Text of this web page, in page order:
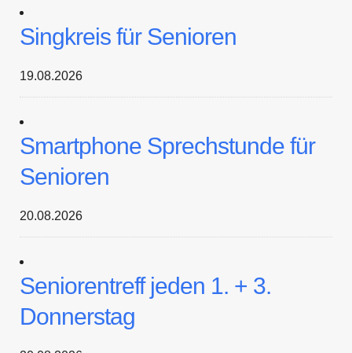
Singkreis für Senioren
19.08.2026
Smartphone Sprechstunde für
Senioren
20.08.2026
Seniorentreff jeden 1. + 3.
Donnerstag